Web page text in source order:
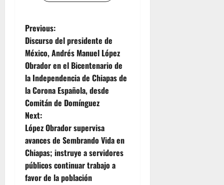
P
o
s
t
n
a
v
i
Previous:
Discurso del presidente de
México, Andrés Manuel López
Obrador en el Bicentenario de
la Independencia de Chiapas de
la Corona Española, desde
Comitán de Domínguez
Next:
López Obrador supervisa
avances de Sembrando Vida en
Chiapas; instruye a servidores
públicos continuar trabajo a
favor de la población